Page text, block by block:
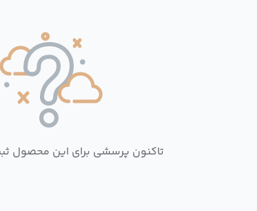
تاکنون پرسشی برای این محصول